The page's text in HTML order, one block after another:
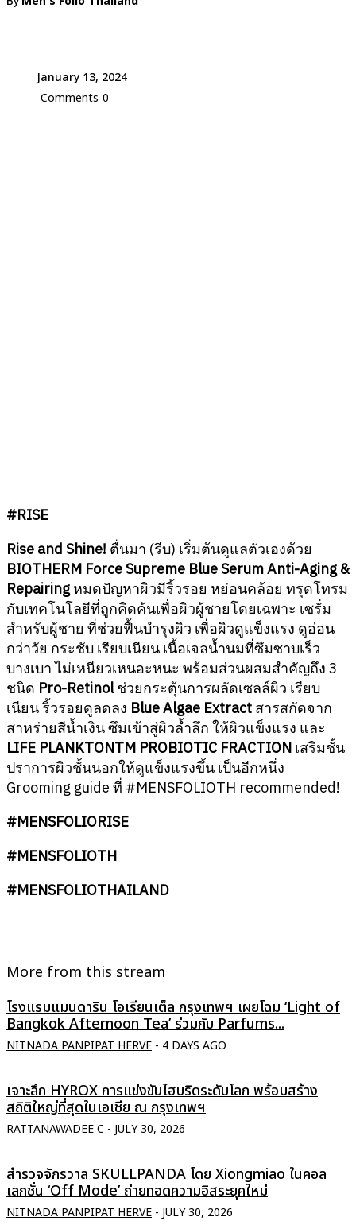
January 13, 2024
Comments 0
#RISE
Rise and Shine! ตื่นมา (รีบ) เริ่มต้นดูแลตัวเองด้วย
BIOTHERM Force Supreme Blue Serum Anti-Aging &
Repairing หมดปัญหาผิวมีริ้วรอย หย่อนคล้อย ทรุดโทรม
กับเทคโนโลยีที่ถูกคิดค้นเพื่อผิวผู้ชายโดยเฉพาะ เซรั่ม
สำหรับผู้ชาย ที่ช่วยฟื้นบำรุงผิว เพื่อผิวดูแข็งแรง ดูอ่อน
กว่าวัย กระชับ เรียบเนียน เนื้อเจลน้ำนมที่ซึมซาบเร็ว
บางเบา ไม่เหนียวเหนอะหนะ พร้อมส่วนผสมสำคัญถึง 3
ชนิด Pro-Retinolช่วยกระตุ้นการผลัดเซลล์ผิว เรียบ
เนียน ริ้วรอยดูลดลง Blue Algae Extract สารสกัดจาก
สาหร่ายสีน้ำเงิน ซึมเข้าสู่ผิวล้ำลึก ให้ผิวแข็งแรง และ
LIFE PLANKTONTM PROBIOTIC FRACTION เสริมชั้น
ปราการผิวชั้นนอกให้ดูแข็งแรงขึ้น เป็นอีกหนึ่ง
Grooming guide ที่ #MENSFOLIOTH recommended!
#MENSFOLIORISE
#MENSFOLIOTH
#MENSFOLIOTHAILAND
More from this stream
โรงแรมแมนดาริน โอเรียนเต็ล กรุงเทพฯ เผยโฉม ‘Light of
Bangkok Afternoon Tea’ ร่วมกับ Parfums...
NITNADA PANPIPAT HERVE - 4 DAYS AGO
เจาะลึก HYROX การแข่งขันไฮบริดระดับโลก พร้อมสร้าง
สถิติใหญ่ที่สุดในเอเชีย ณ กรุงเทพฯ
RATTANAWADEE C - JULY 30, 2026
สำรวจจักรวาล SKULLPANDA โดย Xiongmiao ในคอล
เลกชั่น ‘Off Mode’ ถ่ายทอดความอิสระยุคใหม่
NITNADA PANPIPAT HERVE - JULY 30, 2026